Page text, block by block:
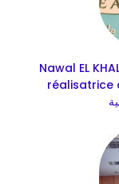
Nawal EL
réalisatrice